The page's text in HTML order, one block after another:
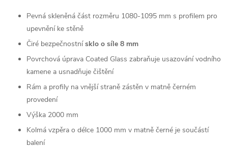
Pevná skleněná část rozměru 1080-1095 mm s profilem pro
upevnění ke stěně
Čiré bezpečnostnísklo o síle 8 mm
Povrchová úprava Coated Glass zabraňuje usazování vodního
kamene a usnadňuje čištění
Rám a profily na vnější straně zástěn v matně černém
provedení
Výška 2000 mm
Kolmá vzpěra o délce 1000 mm v matně černé je součástí
balení